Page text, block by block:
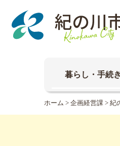
暮らし・手続き
ホーム > 企画経営課 > 紀